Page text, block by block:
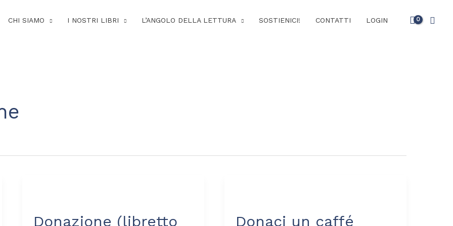
CHI SIAMO I NOSTRI LIBRI L’ANGOLO DELLA LETTURA SOSTIENICI! CONTATTI LOGIN
Donazione (libretto
LZR)
Donaci un caffé
caffé